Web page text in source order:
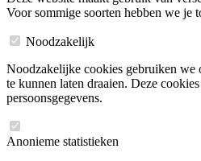
Voor sommige soorten hebben we je
Noodzakelijk
Noodzakelijke cookies gebruiken we
te kunnen laten draaien. Deze
persoonsgegevens.
Anonieme statistieken